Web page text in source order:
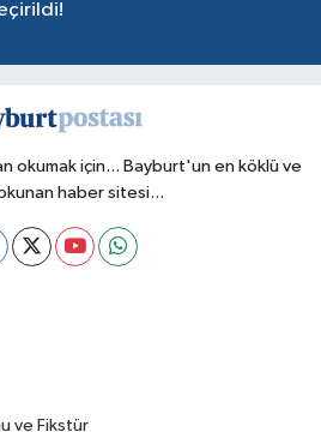
okumak için... Bayburt'un en köklü ve
haber sitesi...
ve Fikstür